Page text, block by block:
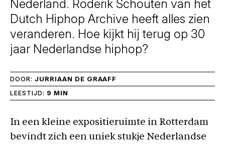
Nederland. Roderik Schouten van het
Dutch Hiphop Archive heeft alles zien
veranderen. Hoe kijkt hij terug op 30
jaar Nederlandse hiphop?
DOOR: JURRIAAN DE GRAAFF
LEESTIJD: 9 MIN
In een kleine expositieruimte in Rotterdam
bevindt zich een uniek stukje Nederlandse